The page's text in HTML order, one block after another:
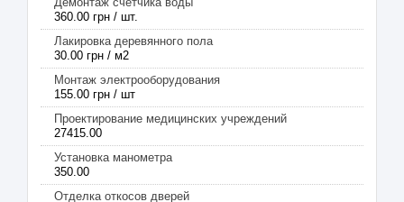
360.00 грн / шт.
Лакировка деревянного пола
30.00 грн / м2
Монтаж электрооборудования
155.00 грн / шт
Проектирование медицинских учреждений
27415.00
Установка манометра
350.00
Отделка откосов дверей